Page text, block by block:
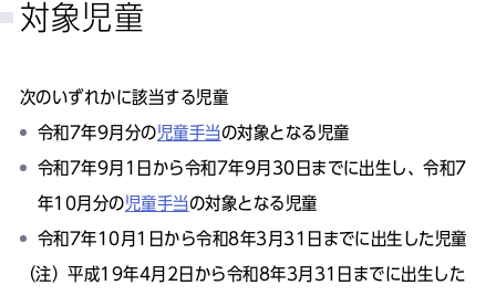
対象児童
次のいずれかに該当する児童
令和7年9月分の児童手当の対象となる児童
令和7年9月1日から令和7年9月30日までに出生し、令和7
年10月分の児童手当の対象となる児童
令和7年10月1日から令和8年3月31日までに出生した児童
（注）平成19年4月2日から令和8年3月31日までに出生した